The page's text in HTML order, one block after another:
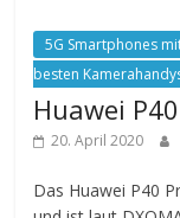
5G Smartphones
besten
Huawei
20. April 2020
Das Huawei P40